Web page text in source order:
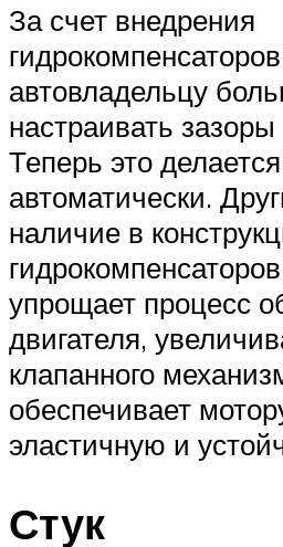
За счет внедрения
автовладельцу
настраивать
Теперь это делается
автоматически.
наличие в
упрощает процесс
двигателя,
клапанного
обеспечивает
эластичную и
Стук